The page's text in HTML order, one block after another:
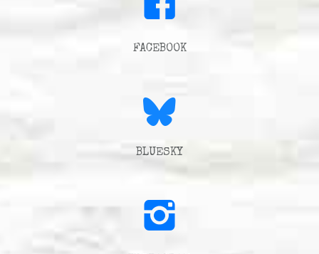
FACEBOOK
BLUESKY